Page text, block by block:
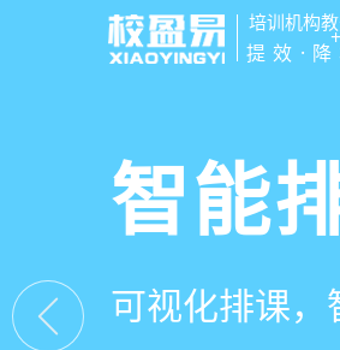
培训机构
提效·
管学
培训机构
智能
可视化排课
课时
学员签到同
家校
一部手机链